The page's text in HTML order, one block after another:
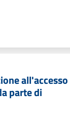
all'accesso
parte di